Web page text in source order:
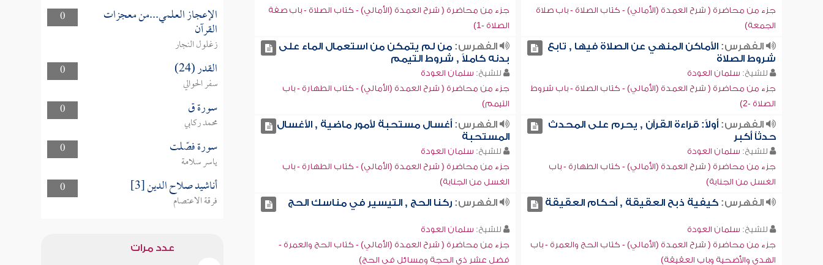
جزء من محاضرة ( شرح العمدة (الأمالي) - كتاب الصلاة - باب صلاة
الجمعة)
جزء من محاضرة ( شرح العمدة (الأمالي) - كتاب الصلاة - باب صفة
الصلاة -1)
الفهرس:الأماكن المنهي عن الصلاة فيها , تابع
شروط الصلاة
للشيخ: سلمان العودة
جزء من محاضرة ( شرح العمدة (الأمالي) - كتاب الصلاة - باب شروط
الصلاة -2)
الفهرس: من لم يتمكن من استعمال الماء على
بدنه كاملاً , شروط التيمم
للشيخ: سلمان العودة
جزء من محاضرة ( شرح العمدة (الأمالي) - كتاب الطهارة - باب
التيمم)
الفهرس:أولاً: قراءة القرآن , يحرم على المحدث
حدثاً أكبر
للشيخ: سلمان العودة
جزء من محاضرة ( شرح العمدة (الأمالي) - كتاب الطهارة - باب
الغسل من الجنابة)
الفهرس: أغسال مستحبة لأمور ماضية , الأغسال
المستحبة
للشيخ: سلمان العودة
جزء من محاضرة ( شرح العمدة (الأمالي) - كتاب الطهارة - باب
الغسل من الجنابة)
الفهرس:كيفية ذبح العقيقة , أحكام العقيقة
للشيخ: سلمان العودة
جزء من محاضرة ( شرح العمدة (الأمالي) - كتاب الحج والعمرة - باب
الهدي والأضحية وباب العقيقة)
الفهرس: ركنا الحج , التيسير في مناسك الحج
للشيخ: سلمان العودة
جزء من محاضرة ( شرح العمدة (الأمالي) - كتاب الحج والعمرة -
فضل عشر ذي الحجة ومسائل في الحج)
0 الإعجاز العلمي...من معجزات
القرآن
زغلول النجار
0
القدر (24)
سفر الحوالي
0
سورة ق
محمد ركابي
0
سورة فصّلت
ياسر سلامة
0
أناشيد صلاح الدين [3]
فرقة الاعتصام
عدد مرات